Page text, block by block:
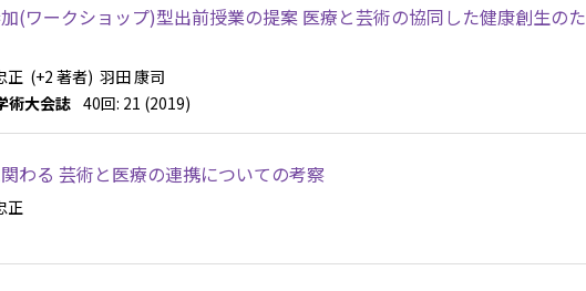
(ワークショップ)型出前授業の提案 医療と芸術の協同した健康創生の
正 (+2 著者) 羽田 康司
術大会誌 40回: 21 (2019)
わる 芸術と医療の連携についての考察
正